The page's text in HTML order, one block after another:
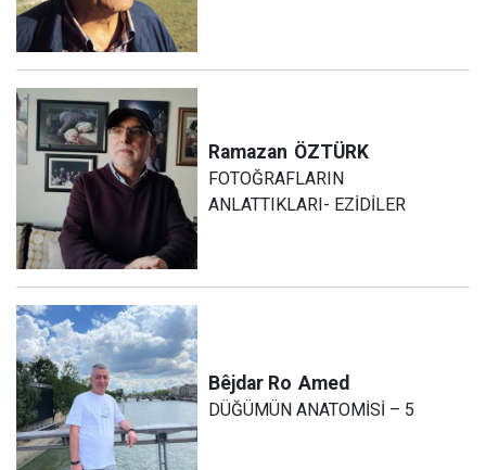
Ramazan ÖZTÜRK
FOTOĞRAFLARIN
ANLATTIKLARI- EZİDİLER
Bêjdar Ro Amed
DÜĞÜMÜN ANATOMİSİ – 5